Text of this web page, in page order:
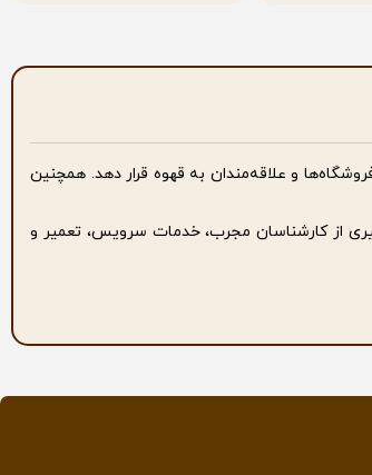
و علاقه‌مندان به قهوه قرار دهد. همچنین
از کارشناسان مجرب، خدمات سرویس، تعمیر و
بلند مدت است.